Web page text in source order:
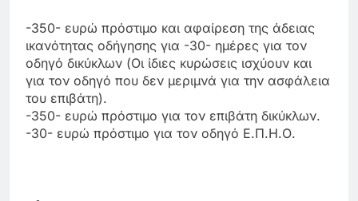
-350- ευρώ πρόστιμο και αφαίρεση της άδειας
ικανότητας οδήγησης για -30- ημέρες για τον
οδηγό δικύκλων (Οι ίδιες κυρώσεις ισχύουν και
για τον οδηγό που δεν μεριμνά για την ασφάλεια
του επιβάτη).
-350- ευρώ πρόστιμο για τον επιβάτη δικύκλων.
-30- ευρώ πρόστιμο για τον οδηγό Ε.Π.Η.Ο.